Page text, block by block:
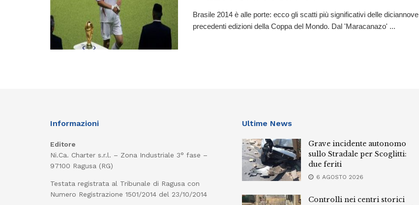
Brasile 2014 è alle porte: ecco gli scatti più significativi delle diciannove
precedenti edizioni della Coppa del Mondo. Dal 'Maracanazo' ...
Informazioni
Editore
Ni.Ca. Charter s.r.l. – Zona Industriale 3° fase –
97100 Ragusa (RG)
Testata registrata al Tribunale di Ragusa con
Numero Registrazione 1501/2014 del 23/10/2014
Ultime News
Grave incidente autonomo
sullo Stradale per Scoglitti:
due feriti
6 AGOSTO 2026
Controlli nei centri storici